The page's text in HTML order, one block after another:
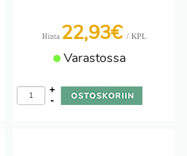
Hinta 22,93€ / KPL
Varastossa
-
+